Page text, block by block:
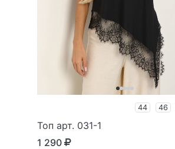
44 46
Топ арт. 031-1
1 290